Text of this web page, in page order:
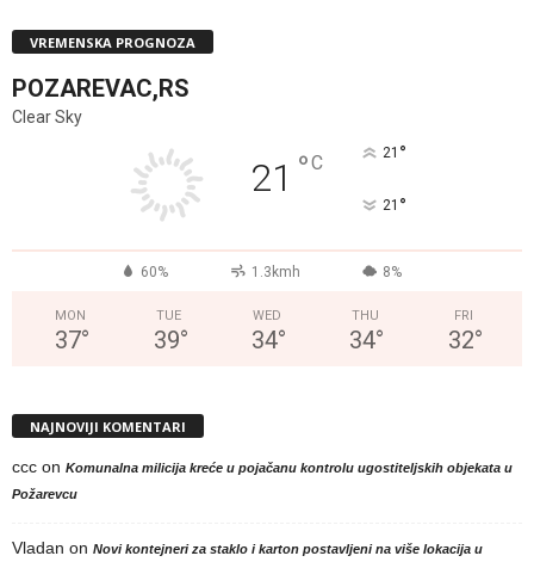
VREMENSKA PROGNOZA
POZAREVAC,RS
Clear Sky
21 °C 21 °
21 °
60% 1.3kmh 8%
MON
37°
TUE
39°
WED
34°
THU
34°
FRI
32°
NAJNOVIJI KOMENTARI
ccc on Komunalna milicija kreće u pojačanu kontrolu ugostiteljskih objekata u
Požarevcu
Vladan on Novi kontejneri za staklo i karton postavljeni na više lokacija u